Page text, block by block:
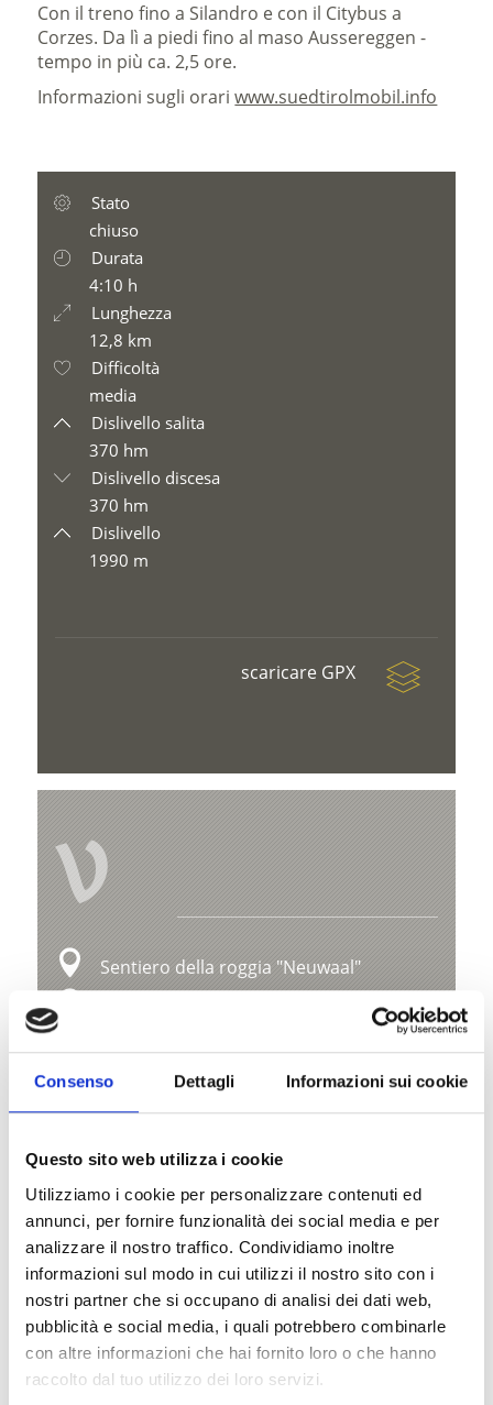
Consenso Dettagli Informazioni sui cookie
Questo sito web utilizza i cookie
Utilizziamo i cookie per personalizzare contenuti ed
annunci, per fornire funzionalità dei social media e per
analizzare il nostro traffico. Condividiamo inoltre
informazioni sul modo in cui utilizzi il nostro sito con i
nostri partner che si occupano di analisi dei dati web,
pubblicità e social media, i quali potrebbero combinarle
con altre informazioni che hai fornito loro o che hanno
raccolto dal tuo utilizzo dei loro servizi.
Con il treno fino a Silandro e con il Citybus a
Corzes. Da lì a piedi fino al maso Aussereggen -
tempo in più ca. 2,5 ore.
Informazioni sugli orariwww.suedtirolmobil.info
Stato
chiuso
Durata
4:10 h
Lunghezza
12,8 km
Difficoltà
media
Dislivello salita
370 hm
Dislivello discesa
370 hm
Dislivello
1990 m
scaricare GPX
V
Sentiero della roggia "Neuwaal"
39028 Schlanders
info@schlanders-laas.it
Posizione
Impressioni